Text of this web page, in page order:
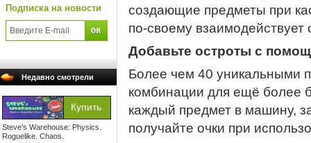
Подписка на новости
Недавно смотрели
Steve's Warehouse: Physics.
Roguelike. Chaos.
создающие предметы при
по-своему
Добавьте остроты с
Более чем 40 уникальными
комбинации для ещё более
каждый предмет в машину,
получайте очки при